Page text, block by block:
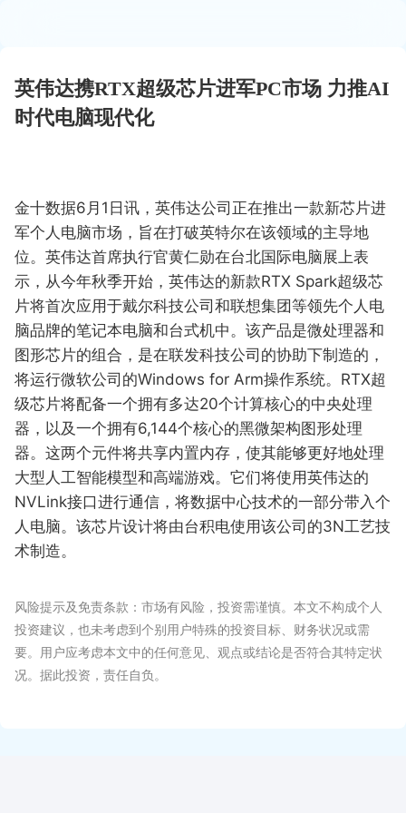
英伟达携RTX超级芯片进军PC市场 力推AI
时代电脑现代化
金十数据6月1日讯，英伟达公司正在推出一款新芯片进
军个人电脑市场，旨在打破英特尔在该领域的主导地
位。英伟达首席执行官黄仁勋在台北国际电脑展上表
示，从今年秋季开始，英伟达的新款RTX Spark超级芯
片将首次应用于戴尔科技公司和联想集团等领先个人电
脑品牌的笔记本电脑和台式机中。该产品是微处理器和
图形芯片的组合，是在联发科技公司的协助下制造的，
将运行微软公司的Windows for Arm操作系统。RTX超
级芯片将配备一个拥有多达20个计算核心的中央处理
器，以及一个拥有6,144个核心的黑微架构图形处理
器。这两个元件将共享内置内存，使其能够更好地处理
大型人工智能模型和高端游戏。它们将使用英伟达的
NVLink接口进行通信，将数据中心技术的一部分带入个
人电脑。该芯片设计将由台积电使用该公司的3N工艺技
术制造。
风险提示及免责条款：市场有风险，投资需谨慎。本文不构成个人
投资建议，也未考虑到个别用户特殊的投资目标、财务状况或需
要。用户应考虑本文中的任何意见、观点或结论是否符合其特定状
况。据此投资，责任自负。